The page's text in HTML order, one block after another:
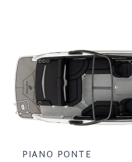
PIANO PONTE